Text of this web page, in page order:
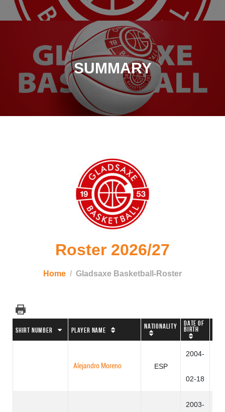
SUMMARY
Roster 2026/27
Home Gladsaxe Basketball-Roster
Shirt Number Player Name Nationality Date of
Birth
Alejandro Moreno ESP
2004-
02-18
2003-